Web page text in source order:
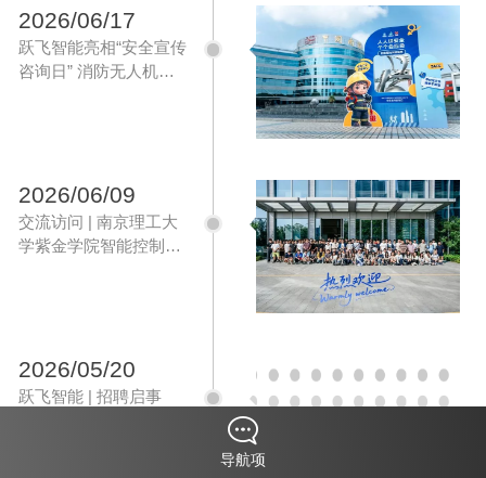
2026/06/17
跃飞智能亮相“安全宣传
咨询日” 消防无人机助
2026/06/09
交流访问 | 南京理工大
学紫金学院智能控制学
2026/05/20
跃飞智能 | 招聘启事
导航项